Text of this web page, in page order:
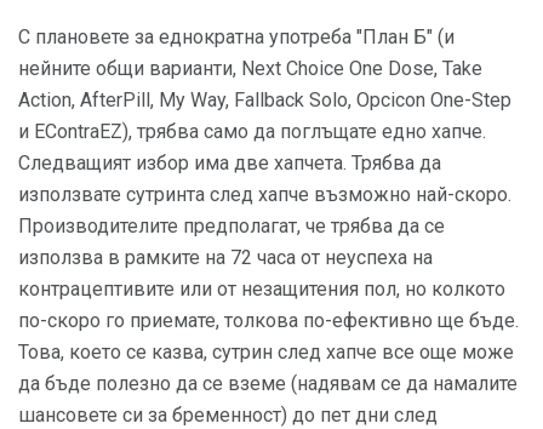
С плановете за еднократна употреба "План Б" (и
нейните общи варианти, Next Choice One Dose, Take
Action, AfterPill, My Way, Fallback Solo, Opcicon One-Step
и EContraEZ), трябва само да поглъщате едно хапче.
Следващият избор има две хапчета. Трябва да
използвате сутринта след хапче възможно най-скоро.
Производителите предполагат, че трябва да се
използва в рамките на 72 часа от неуспеха на
контрацептивите или от незащитения пол, но колкото
по-скоро го приемате, толкова по-ефективно ще бъде.
Това, което се казва, сутрин след хапче все още може
да бъде полезно да се вземе (надявам се да намалите
шансовете си за бременност) до пет дни след